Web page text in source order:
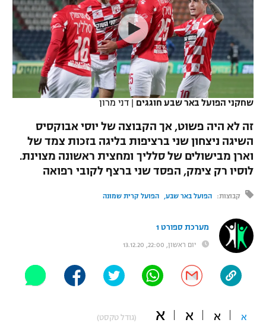
VOD
רץ ברשת
תוצאות
לוח שידורים
ברחבה
"מעל הליגה" – פודקאסט
"מחצית בשכונה" – פודקאסט
משתתפים וזוכים בפרסים
נבחרת ישראל
מכבי חיפה
בית"ר ירושלים
מכבי תל אביב
הפועל תל אביב
הפועל חיפה
בני יהודה
ליגה ספרדית
ליגה איטלקית
ליגה צרפתית
ליגה טורקית
ליגה סינית
ליגה ברזילאית
ליגות נוספות
כדורסל נשים
מכבי תל אביב
הפועל חולון
הפועל ירושלים
דני אבדיה
יורוליג
יורוקאפ
טניס
כדוריד
שחייה
ג'ודו
אגרוף
UFC
ספורט מוטורי
שחקני הפועל באר שבע חוגגים | דני מרון
זה לא היה פשוט, אך הקבוצה של יוסי אבוקסיס
השיגה ניצחון שני ברציפות בליגה בזכות צמד של
וארן מבישולים של סלליך ומחצית ראשונה מצוינת.
לוסיו רק צימק, הפסד שני ברצף לקובי רפואה
קבוצות: הפועל באר שבע הפועל קרית שמונה
מערכת ספורט 1
יום ראשון, 22:00, 13.12.20
א א א א (גודל טקסט)